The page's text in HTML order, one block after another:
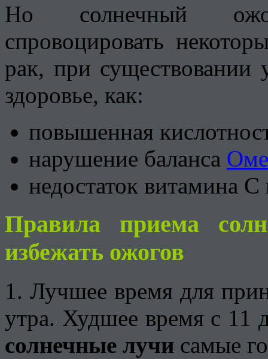
Но солнечный
спровоцировать
рак, при существовании
здоровье, как:
повышенная
нарушение баланса
недостаток витамина С
Правила приема
избежать ожогов
1. Лучшее время для
утра. Худшее время с 11
солнечные лучи самые